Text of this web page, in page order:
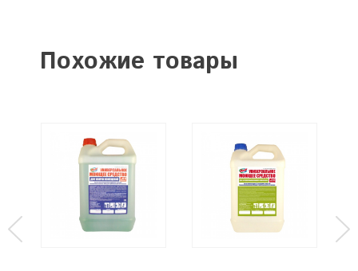
Похожие товары